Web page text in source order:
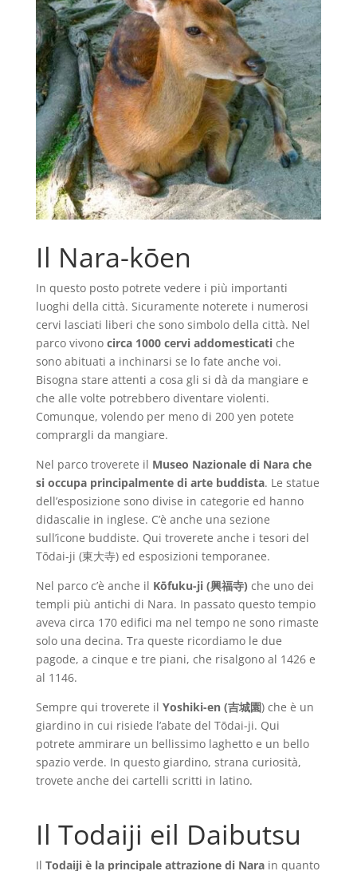
Il Nara-kōen
In questo posto potrete vedere i più importanti
luoghi della città. Sicuramente noterete i numerosi
cervi lasciati liberi che sono simbolo della città. Nel
parco vivono circa 1000 cervi addomesticatiche
sono abituati a inchinarsi se lo fate anche voi.
Bisogna stare attenti a cosa gli si dà da mangiare e
che alle volte potrebbero diventare violenti.
Comunque, volendo per meno di 200 yen potete
comprargli da mangiare.
Nel parco troverete il Museo Nazionale di Nara che
si occupa principalmente di arte buddista. Le statue
dell’esposizione sono divise in categorie ed hanno
didascalie in inglese. C’è anche una sezione
sull’icone buddiste. Qui troverete anche i tesori del
Tōdai-ji (東大寺) ed esposizioni temporanee.
Nel parco c’è anche il Kōfuku-ji (興福寺) che uno dei
templi più antichi di Nara. In passato questo tempio
aveva circa 170 edifici ma nel tempo ne sono rimaste
solo una decina. Tra queste ricordiamo le due
pagode, a cinque e tre piani, che risalgono al 1426 e
al 1146.
Sempre qui troverete il Yoshiki-en (吉城園) che è un
giardino in cui risiede l’abate del Tōdai-ji. Qui
potrete ammirare un bellissimo laghetto e un bello
spazio verde. In questo giardino, strana curiosità,
trovete anche dei cartelli scritti in latino.
Il Todaiji eil Daibutsu
Il Todaiji è la principale attrazione di Narain quanto